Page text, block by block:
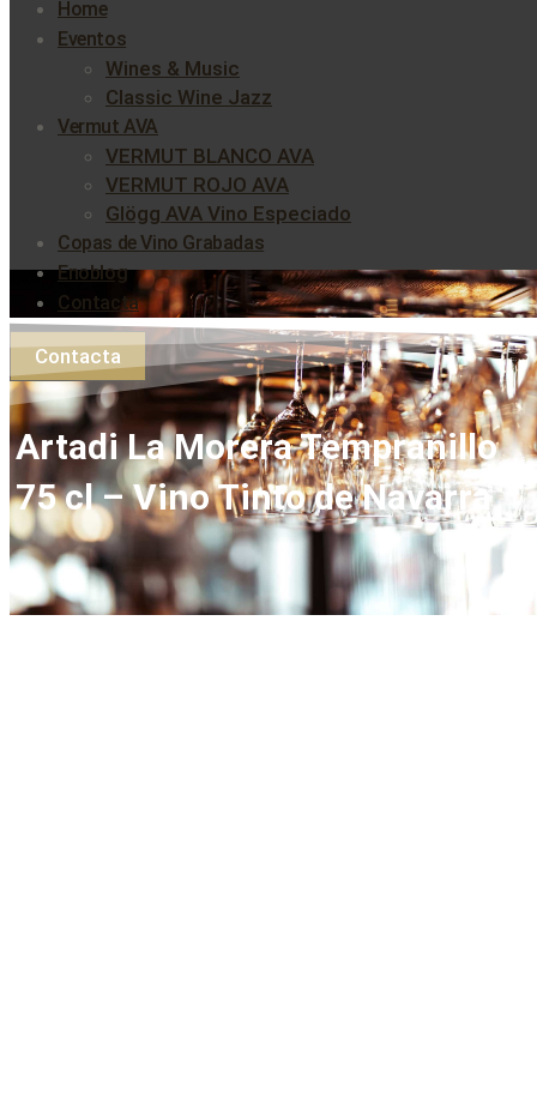
Home
Eventos
Wines & Music
Classic Wine Jazz
Vermut AVA
VERMUT BLANCO AVA
VERMUT ROJO AVA
Glögg AVA Vino Especiado
Copas de Vino Grabadas
Enoblog
Contacta
Contacta
Artadi La Morera Tempranillo
75 cl – Vino Tinto de Navarra